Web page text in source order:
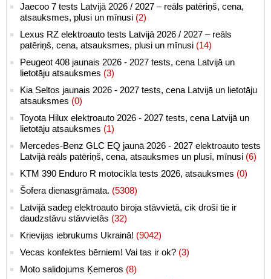
Jaecoo 7 tests Latvijā 2026 / 2027 – reāls patēriņš, cena,
atsauksmes, plusi un mīnusi (2)
Lexus RZ elektroauto tests Latvijā 2026 / 2027 – reāls
patēriņš, cena, atsauksmes, plusi un mīnusi (14)
Peugeot 408 jaunais 2026 - 2027 tests, cena Latvijā un
lietotāju atsauksmes (3)
Kia Seltos jaunais 2026 - 2027 tests, cena Latvijā un lietotāju
atsauksmes (0)
Toyota Hilux elektroauto 2026 - 2027 tests, cena Latvijā un
lietotāju atsauksmes (1)
Mercedes-Benz GLC EQ jaunā 2026 - 2027 elektroauto tests
Latvijā reāls patēriņš, cena, atsauksmes un plusi, mīnusi (6)
KTM 390 Enduro R motocikla tests 2026, atsauksmes (0)
Šofera dienasgrāmata. (5308)
Latvijā sadeg elektroauto biroja stāvvietā, cik droši tie ir
daudzstāvu stāvvietās (32)
Krievijas iebrukums Ukrainā! (9042)
Vecas konfektes bērniem! Vai tas ir ok? (3)
Moto salidojums Ķemeros (8)